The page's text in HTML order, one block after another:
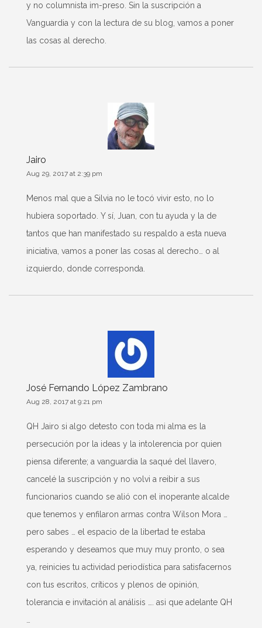
y no columnista im-preso. Sin la suscripción a
Vanguardia y con la lectura de su blog, vamos a poner
las cosas al derecho.
Jairo
Aug 29, 2017 at 2:39 pm
Menos mal que a Silvia no le tocó vivir esto, no lo
hubiera soportado. Y sí, Juan, con tu ayuda y la de
tantos que han manifestado su respaldo a esta nueva
iniciativa, vamos a poner las cosas al derecho… o al
izquierdo, donde corresponda.
José Fernando López Zambrano
Aug 28, 2017 at 9:21 pm
QH Jairo si algo detesto con toda mi alma es la
persecución por la ideas y la intolerencia por quien
piensa diferente; a vanguardia la saqué del llavero,
cancelé la suscripción y no volvi a reibir a sus
funcionarios cuando se alió con el inoperante alcalde
que tenemos y enfilaron armas contra Wilson Mora …
pero sabes … el espacio de la libertad te estaba
esperando y deseamos que muy muy pronto, o sea
ya, reinicies tu actividad periodística para satisfacernos
con tus escritos, críticos y plenos de opinión,
tolerancia e invitación al análisis …. asi que adelante QH